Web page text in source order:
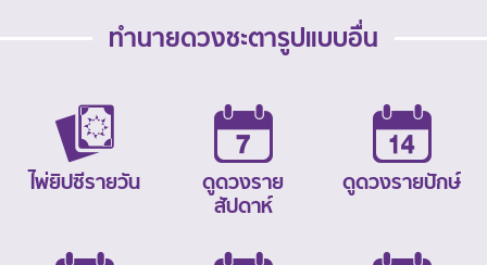
ทำนายดวงชะตารูปแบบอื่น
ไพ่ยิปซีรายวัน
ดูดวงราย
สัปดาห์
ดูดวงรายปักษ์